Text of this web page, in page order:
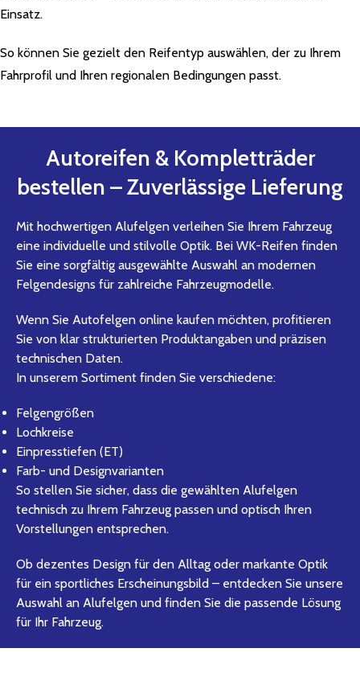
Einsatz.
So können Sie gezielt den Reifentyp auswählen, der zu Ihrem
Fahrprofil und Ihren regionalen Bedingungen passt.
Autoreifen & Kompletträder
bestellen – Zuverlässige Lieferung
Mit hochwertigen Alufelgen verleihen Sie Ihrem Fahrzeug
eine individuelle und stilvolle Optik. Bei WK-Reifen finden
Sie eine sorgfältig ausgewählte Auswahl an modernen
Felgendesigns für zahlreiche Fahrzeugmodelle.
Wenn Sie Autofelgen online kaufen möchten, profitieren
Sie von klar strukturierten Produktangaben und präzisen
technischen Daten.
In unserem Sortiment finden Sie verschiedene:
Felgengrößen
Lochkreise
Einpresstiefen (ET)
Farb- und Designvarianten
So stellen Sie sicher, dass die gewählten Alufelgen
technisch zu Ihrem Fahrzeug passen und optisch Ihren
Vorstellungen entsprechen.
Ob dezentes Design für den Alltag oder markante Optik
für ein sportliches Erscheinungsbild – entdecken Sie unsere
Auswahl an Alufelgen und finden Sie die passende Lösung
für Ihr Fahrzeug.